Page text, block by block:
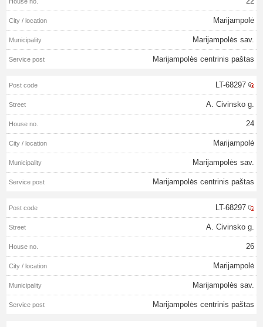
Marijampolė
Marijampolės sav.
Marijampolės centrinis paštas
LT-68297
A. Civinsko g.
24
Marijampolė
Marijampolės sav.
Marijampolės centrinis paštas
LT-68297
A. Civinsko g.
26
Marijampolė
Marijampolės sav.
Marijampolės centrinis paštas